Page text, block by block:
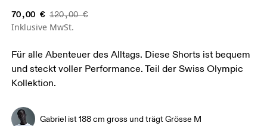
70,00 € 120,00 €
Inklusive MwSt.
Für alle Abenteuer des Alltags. Diese Shorts ist bequem
und steckt voller Performance. Teil der Swiss Olympic
Kollektion.
Gabriel ist 188 cm gross und trägt Grösse M